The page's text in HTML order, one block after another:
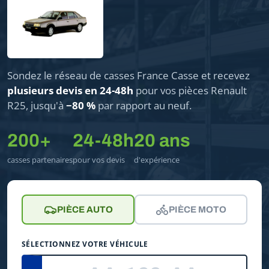
Sondez le réseau de casses France Casse et recevez
plusieurs devis en 24-48h pour vos pièces Renault
R25, jusqu'à −80 % par rapport au neuf.
200+
casses partenaires
24-48h
pour vos devis
20 ans
d'expérience
PIÈCE AUTO PIÈCE MOTO
SÉLECTIONNEZ VOTRE VÉHICULE